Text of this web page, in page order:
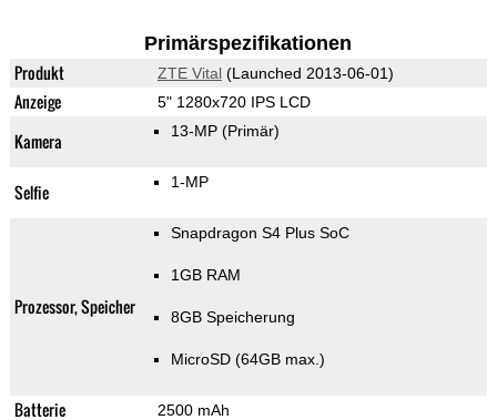
Primärspezifikationen
Produkt ZTE Vital(Launched 2013-06-01)
Anzeige 5" 1280x720 IPS LCD
Kamera 13-MP (Primär)
Selfie 1-MP
Prozessor, Speicher
Snapdragon S4 Plus SoC
1GB RAM
8GB Speicherung
MicroSD (64GB max.)
Batterie 2500 mAh